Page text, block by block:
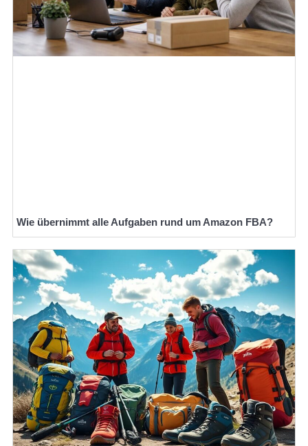
Wie übernimmt alle Aufgaben rund um Amazon FBA?